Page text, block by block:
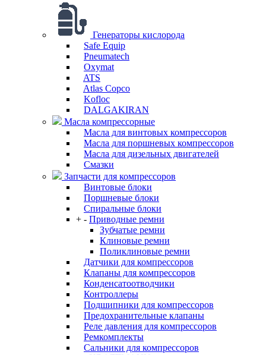
Генераторы кислорода
Safe Equip
Pneumatech
Oxymat
ATS
Atlas Copco
Kofloc
DALGAKIRAN
Масла компрессорные
Масла для винтовых компрессоров
Масла для поршневых компрессоров
Масла для дизельных двигателей
Смазки
Запчасти для компрессоров
Винтовые блоки
Поршневые блоки
Спиральные блоки
+ - Приводные ремни
Зубчатые ремни
Клиновые ремни
Поликлиновые ремни
Датчики для компрессоров
Клапаны для компрессоров
Конденсатоотводчики
Контроллеры
Подшипники для компрессоров
Предохранительные клапаны
Реле давления для компрессоров
Ремкомплекты
Сальники для компрессоров